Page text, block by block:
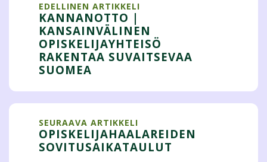
EDELLINEN ARTIKKELI
KANNANOTTO |
KANSAINVÄLINEN
OPISKELIJAYHTEISÖ
RAKENTAA SUVAITSEVAA
SUOMEA
SEURAAVA ARTIKKELI
OPISKELIJAHAALAREIDEN
SOVITUSAIKATAULUT